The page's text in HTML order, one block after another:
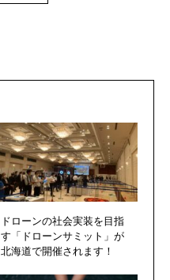
ドローンの社会実装を目指
す「ドローンサミット」が
北海道で開催されます！